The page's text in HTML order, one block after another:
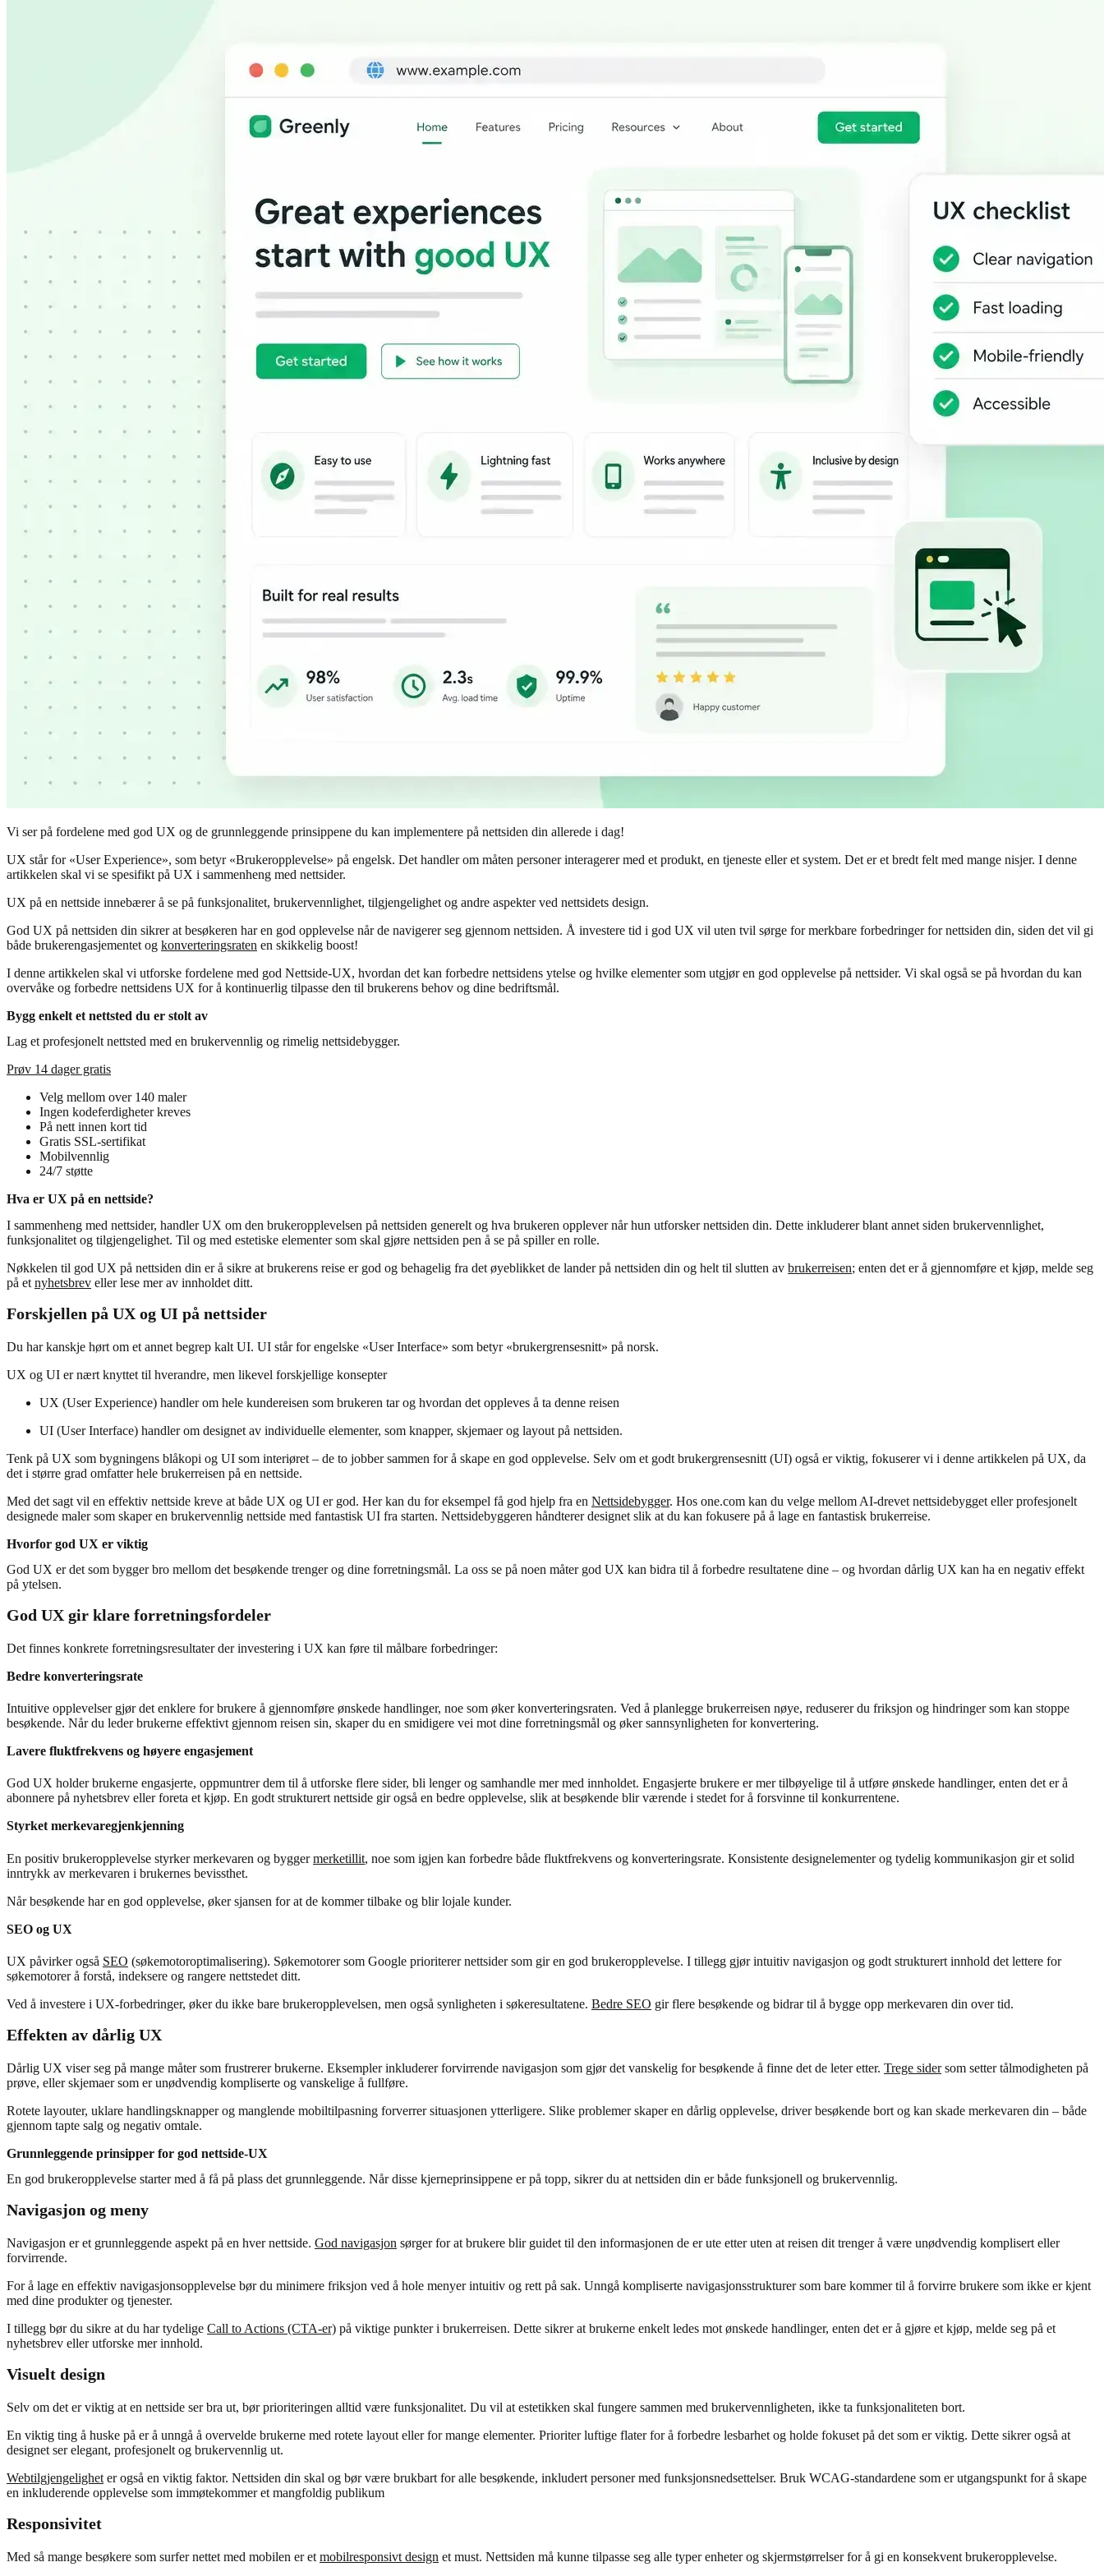
Vi ser på fordelene med god UX og de grunnleggende prinsippene du kan implementere på nettsiden din allerede i dag!
UX står for «User Experience», som betyr «Brukeropplevelse» på engelsk. Det handler om måten personer interagerer med et produkt, en tjeneste eller et system. Det er et bredt felt med mange nisjer. I denne
artikkelen skal vi se spesifikt på UX i sammenheng med nettsider.
UX på en nettside innebærer å se på funksjonalitet, brukervennlighet, tilgjengelighet og andre aspekter ved nettsidets design.
God UX på nettsiden din sikrer at besøkeren har en god opplevelse når de navigerer seg gjennom nettsiden. Å investere tid i god UX vil uten tvil sørge for merkbare forbedringer for nettsiden din, siden det vil gi
både brukerengasjementet og konverteringsraten en skikkelig boost!
I denne artikkelen skal vi utforske fordelene med god Nettside-UX, hvordan det kan forbedre nettsidens ytelse og hvilke elementer som utgjør en god opplevelse på nettsider. Vi skal også se på hvordan du kan
overvåke og forbedre nettsidens UX for å kontinuerlig tilpasse den til brukerens behov og dine bedriftsmål.
Bygg enkelt et nettsted du er stolt av
Lag et profesjonelt nettsted med en brukervennlig og rimelig nettsidebygger.
Prøv 14 dager gratis
Velg mellom over 140 maler
Ingen kodeferdigheter kreves
På nett innen kort tid
Gratis SSL-sertifikat
Mobilvennlig
24/7 støtte
Hva er UX på en nettside?
I sammenheng med nettsider, handler UX om den brukeropplevelsen på nettsiden generelt og hva brukeren opplever når hun utforsker nettsiden din. Dette inkluderer blant annet siden brukervennlighet,
funksjonalitet og tilgjengelighet. Til og med estetiske elementer som skal gjøre nettsiden pen å se på spiller en rolle.
Nøkkelen til god UX på nettsiden din er å sikre at brukerens reise er god og behagelig fra det øyeblikket de lander på nettsiden din og helt til slutten av brukerreisen; enten det er å gjennomføre et kjøp, melde seg
på et nyhetsbrev eller lese mer av innholdet ditt.
Forskjellen på UX og UI på nettsider
Du har kanskje hørt om et annet begrep kalt UI. UI står for engelske «User Interface» som betyr «brukergrensesnitt» på norsk.
UX og UI er nært knyttet til hverandre, men likevel forskjellige konsepter
UX (User Experience) handler om hele kundereisen som brukeren tar og hvordan det oppleves å ta denne reisen
UI (User Interface) handler om designet av individuelle elementer, som knapper, skjemaer og layout på nettsiden.
Tenk på UX som bygningens blåkopi og UI som interiøret – de to jobber sammen for å skape en god opplevelse. Selv om et godt brukergrensesnitt (UI) også er viktig, fokuserer vi i denne artikkelen på UX, da
det i større grad omfatter hele brukerreisen på en nettside.
Med det sagt vil en effektiv nettside kreve at både UX og UI er god. Her kan du for eksempel få god hjelp fra en Nettsidebygger. Hos one.com kan du velge mellom AI-drevet nettsidebygget eller profesjonelt
designede maler som skaper en brukervennlig nettside med fantastisk UI fra starten. Nettsidebyggeren håndterer designet slik at du kan fokusere på å lage en fantastisk brukerreise.
Hvorfor god UX er viktig
God UX er det som bygger bro mellom det besøkende trenger og dine forretningsmål. La oss se på noen måter god UX kan bidra til å forbedre resultatene dine – og hvordan dårlig UX kan ha en negativ effekt
på ytelsen.
God UX gir klare forretningsfordeler
Det finnes konkrete forretningsresultater der investering i UX kan føre til målbare forbedringer:
Bedre konverteringsrate
Intuitive opplevelser gjør det enklere for brukere å gjennomføre ønskede handlinger, noe som øker konverteringsraten. Ved å planlegge brukerreisen nøye, reduserer du friksjon og hindringer som kan stoppe
besøkende. Når du leder brukerne effektivt gjennom reisen sin, skaper du en smidigere vei mot dine forretningsmål og øker sannsynligheten for konvertering.
Lavere fluktfrekvens og høyere engasjement
God UX holder brukerne engasjerte, oppmuntrer dem til å utforske flere sider, bli lenger og samhandle mer med innholdet. Engasjerte brukere er mer tilbøyelige til å utføre ønskede handlinger, enten det er å
abonnere på nyhetsbrev eller foreta et kjøp. En godt strukturert nettside gir også en bedre opplevelse, slik at besøkende blir værende i stedet for å forsvinne til konkurrentene.
Styrket merkevaregjenkjenning
En positiv brukeropplevelse styrker merkevaren og byggermerketillit, noe som igjen kan forbedre både fluktfrekvens og konverteringsrate. Konsistente designelementer og tydelig kommunikasjon gir et solid
inntrykk av merkevaren i brukernes bevissthet.
Når besøkende har en god opplevelse, øker sjansen for at de kommer tilbake og blir lojale kunder.
SEO og UX
UX påvirker også SEO (søkemotoroptimalisering). Søkemotorer som Google prioriterer nettsider som gir en god brukeropplevelse. I tillegg gjør intuitiv navigasjon og godt strukturert innhold det lettere for
søkemotorer å forstå, indeksere og rangere nettstedet ditt.
Ved å investere i UX-forbedringer, øker du ikke bare brukeropplevelsen, men også synligheten i søkeresultatene. Bedre SEO gir flere besøkende og bidrar til å bygge opp merkevaren din over tid.
Effekten av dårlig UX
Dårlig UX viser seg på mange måter som frustrerer brukerne. Eksempler inkluderer forvirrende navigasjon som gjør det vanskelig for besøkende å finne det de leter etter. Trege sidersom setter tålmodigheten på
prøve, eller skjemaer som er unødvendig kompliserte og vanskelige å fullføre.
Rotete layouter, uklare handlingsknapper og manglende mobiltilpasning forverrer situasjonen ytterligere. Slike problemer skaper en dårlig opplevelse, driver besøkende bort og kan skade merkevaren din – både
gjennom tapte salg og negativ omtale.
Grunnleggende prinsipper for god nettside-UX
En god brukeropplevelse starter med å få på plass det grunnleggende. Når disse kjerneprinsippene er på topp, sikrer du at nettsiden din er både funksjonell og brukervennlig.
Navigasjon og meny
Navigasjon er et grunnleggende aspekt på en hver nettside. God navigasjon sørger for at brukere blir guidet til den informasjonen de er ute etter uten at reisen dit trenger å være unødvendig komplisert eller
forvirrende.
For å lage en effektiv navigasjonsopplevelse bør du minimere friksjon ved å hole menyer intuitiv og rett på sak. Unngå kompliserte navigasjonsstrukturer som bare kommer til å forvirre brukere som ikke er kjent
med dine produkter og tjenester.
I tillegg bør du sikre at du har tydelige Call to Actions (CTA-er) på viktige punkter i brukerreisen. Dette sikrer at brukerne enkelt ledes mot ønskede handlinger, enten det er å gjøre et kjøp, melde seg på et
nyhetsbrev eller utforske mer innhold.
Visuelt design
Selv om det er viktig at en nettside ser bra ut, bør prioriteringen alltid være funksjonalitet. Du vil at estetikken skal fungere sammen med brukervennligheten, ikke ta funksjonaliteten bort.
En viktig ting å huske på er å unngå å overvelde brukerne med rotete layout eller for mange elementer. Prioriter luftige flater for å forbedre lesbarhet og holde fokuset på det som er viktig. Dette sikrer også at
designet ser elegant, profesjonelt og brukervennlig ut.
Webtilgjengelighet er også en viktig faktor. Nettsiden din skal og bør være brukbart for alle besøkende, inkludert personer med funksjonsnedsettelser. Bruk WCAG-standardene som er utgangspunkt for å skape
en inkluderende opplevelse som immøtekommer et mangfoldig publikum
Responsivitet
Med så mange besøkere som surfer nettet med mobilen er et mobilresponsivt design et must. Nettsiden må kunne tilpasse seg alle typer enheter og skjermstørrelser for å gi en konsekvent brukeropplevelse.